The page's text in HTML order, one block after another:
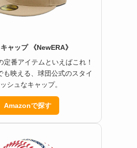
ャップ 《NewERA》
定番アイテムといえばこれ！
も映える、球団公式のスタイ
シュなキャップ。
Amazonで探す